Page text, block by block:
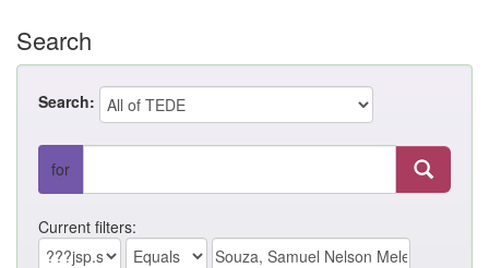
Search
Search:
for
Current filters: